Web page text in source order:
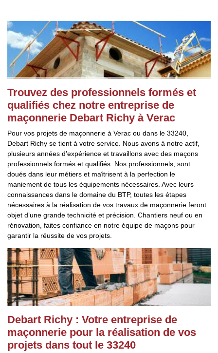
Trouvez des professionnels formés et
qualifiés chez notre entreprise de
maçonnerie Debart Richy à Verac
Pour vos projets de maçonnerie à Verac ou dans le 33240,
Debart Richy se tient à votre service. Nous avons à notre actif,
plusieurs années d’expérience et travaillons avec des maçons
professionnels formés et qualifiés. Nos professionnels, sont
doués dans leur métiers et maîtrisent à la perfection le
maniement de tous les équipements nécessaires. Avec leurs
connaissances dans le domaine du BTP, toutes les étapes
nécessaires à la réalisation de vos travaux de maçonnerie feront
objet d’une grande technicité et précision. Chantiers neuf ou en
rénovation, faites confiance en notre équipe de maçons pour
garantir la réussite de vos projets.
Debart Richy : Votre entreprise de
maçonnerie pour la réalisation de vos
projets dans tout le 33240